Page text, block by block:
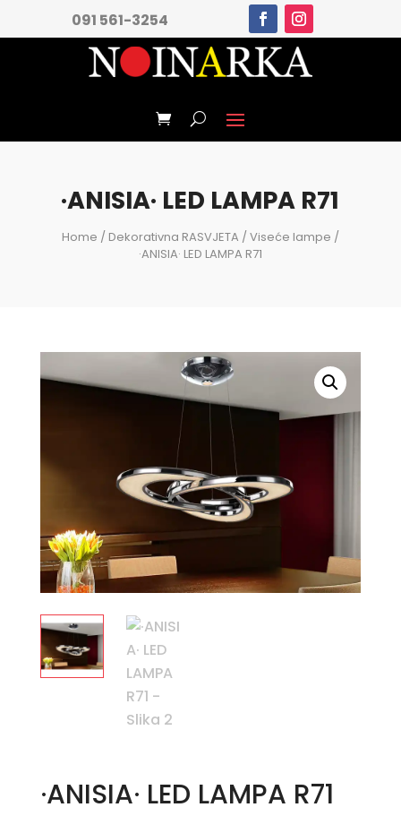
091 561-3254
·ANISIA· LED LAMPA R71
Home / Dekorativna RASVJETA /Viseće lampe /
·ANISIA· LED LAMPA R71
·ANISIA· LED LAMPA R71